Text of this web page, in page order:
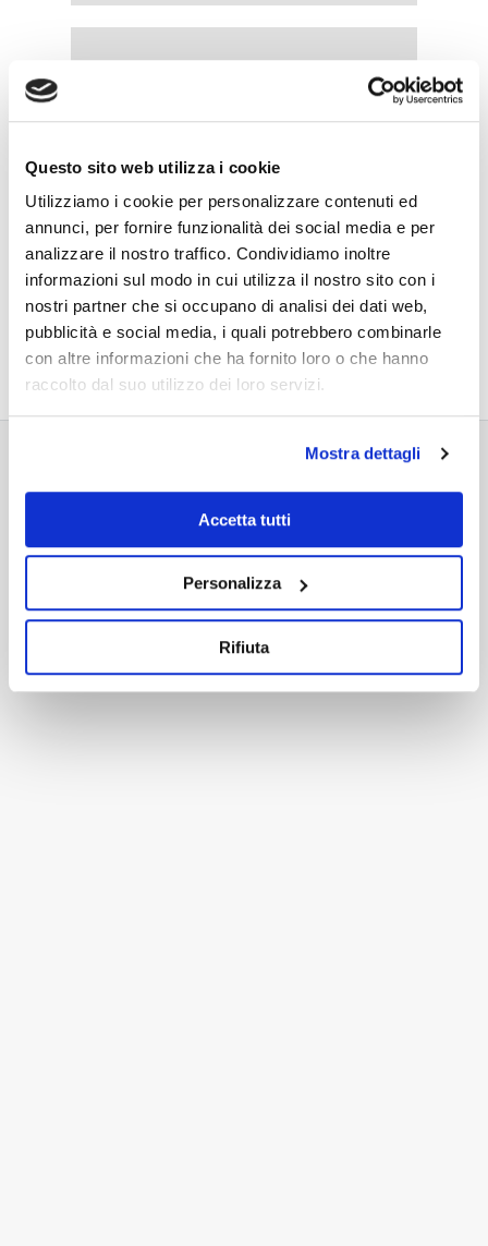
Questo sito web utilizza i cookie
Utilizziamo i cookie per personalizzare contenuti ed
annunci, per fornire funzionalità dei social media e per
analizzare il nostro traffico. Condividiamo inoltre
informazioni sul modo in cui utilizza il nostro sito con i
nostri partner che si occupano di analisi dei dati web,
pubblicità e social media, i quali potrebbero combinarle
con altre informazioni che ha fornito loro o che hanno
raccolto dal suo utilizzo dei loro servizi.
Mostra dettagli
Accetta tutti
Personalizza
Rifiuta